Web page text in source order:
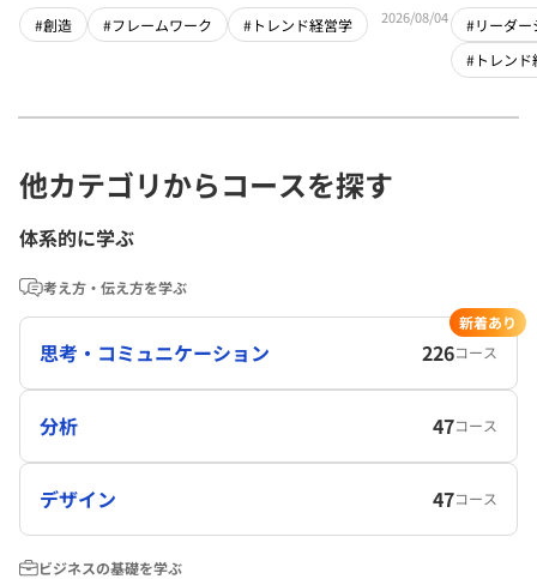
#創造 #フレームワーク #トレンド経営学 2026/08/04
#リーダー
#トレンド
他カテゴリからコースを探す
体系的に学ぶ
考え方・伝え方を学ぶ
思考・コミュニケーション 226コース
新着あり
分析 47コース
デザイン 47コース
ビジネスの基礎を学ぶ